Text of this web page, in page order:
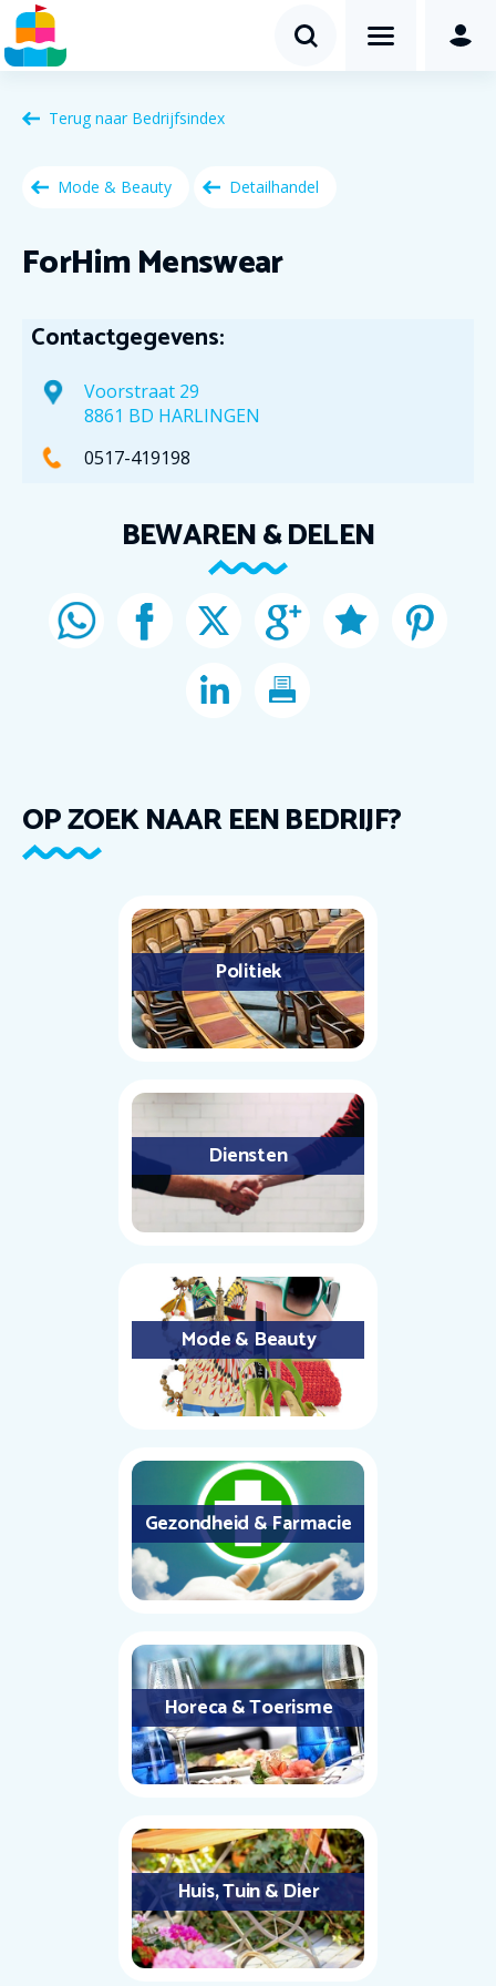
Terug naar Bedrijfsindex
Mode & Beauty Detailhandel
ForHim Menswear
Contactgegevens:
Voorstraat 29
8861 BD HARLINGEN
0517-419198
BEWAREN & DELEN
OP ZOEK NAAR EEN BEDRIJF?
Politiek
Diensten
Mode & Beauty
Gezondheid & Farmacie
Horeca & Toerisme
Huis, Tuin & Dier